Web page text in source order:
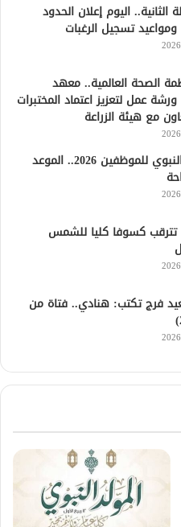
الثانية.. اليوم إعلان الحدود
ومواعيد تسجيل الرغبات
الصحة العالمية.. معهد
عمل لتعزيز اعتماد المختبرات
مع هيئة الزراعة
إجازة المولد النبوي للموظفين 2026.. الموعد
تترقب كسوفا كليا للشمس
فرج تكتب: هنادي.. فتاة من